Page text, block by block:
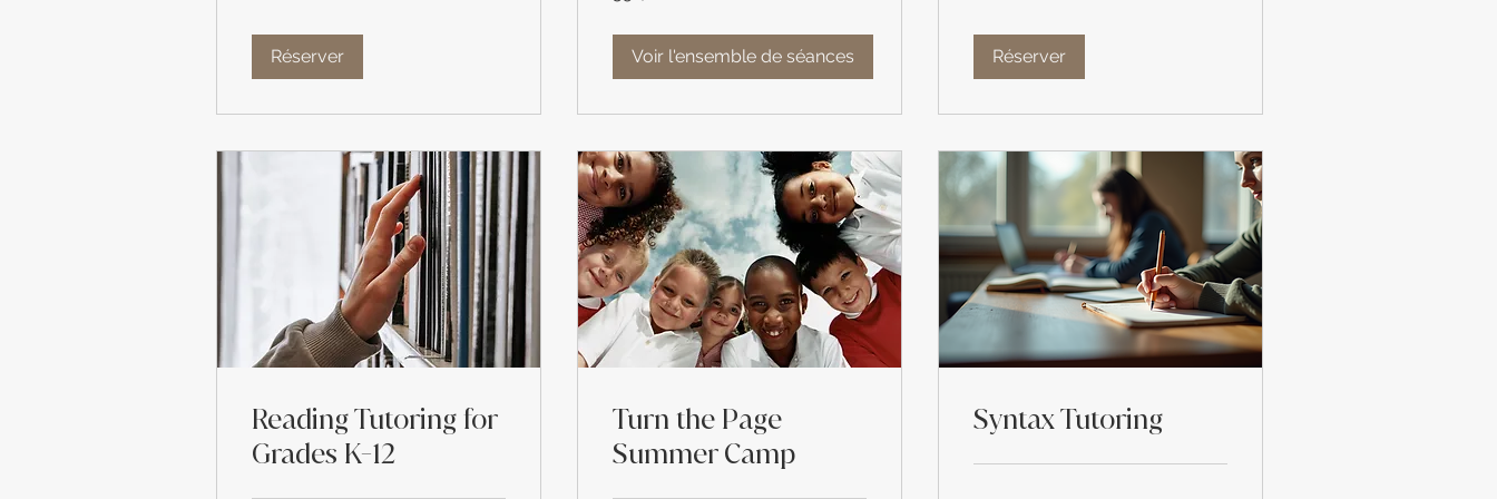
Réserver
des
Voir l'ensemble de séances Réserver
Reading Tutoring for
Grades K-12
Turn the Page
Summer Camp
Syntax Tutoring